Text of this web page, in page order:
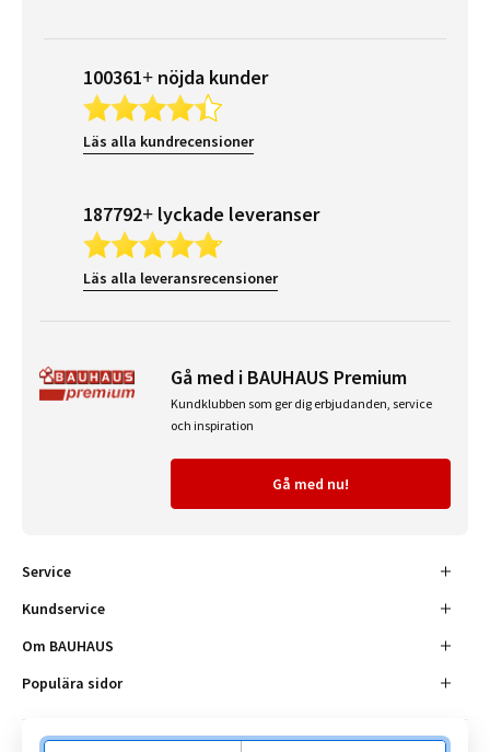
100361+ nöjda kunder
Läs alla kundrecensioner
187792+ lyckade leveranser
Läs alla leveransrecensioner
Gå med i BAUHAUS Premium
Kundklubben som ger dig erbjudanden, service
och inspiration
Gå med nu!
Service
Kundservice
Om BAUHAUS
Populära sidor